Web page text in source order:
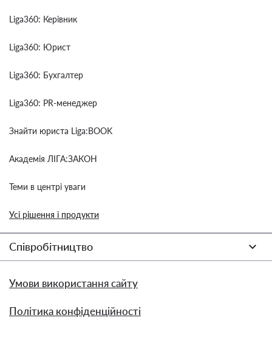
Liga360: Керівник
Liga360: Юрист
Liga360: Бухгалтер
Liga360: PR-менеджер
Знайти юриста Liga:BOOK
Академія ЛІГА:ЗАКОН
Теми в центрі уваги
Усі рішення і продукти
Співробітництво
Умови використання сайту
Політика конфіденційності